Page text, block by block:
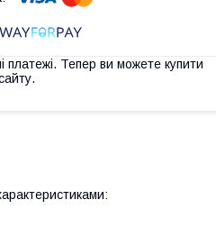
платежі. Тепер ви можете купити